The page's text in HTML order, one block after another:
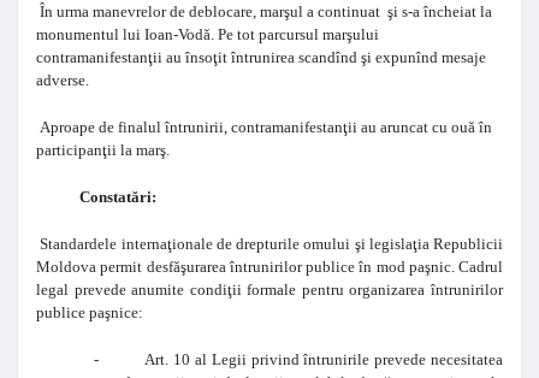
În urma manevrelor de deblocare, marşul a continuat şi s-a încheiat la
monumentul lui Ioan-Vodă. Pe tot parcursul marşului
contramanifestanţii au însoţit întrunirea scandînd şi expunînd mesaje
adverse.
Aproape de finalul întrunirii, contramanifestanţii au aruncat cu ouă în
participanţii la marş.
Constatări:
Standardele internaţionale de drepturile omului şi legislaţia Republicii
Moldova permit desfăşurarea întrunirilor publice în mod paşnic. Cadrul
legal prevede anumite condiţii formale pentru organizarea întrunirilor
publice paşnice:
- Art. 10 al Legii privind întrunirile prevede necesitatea